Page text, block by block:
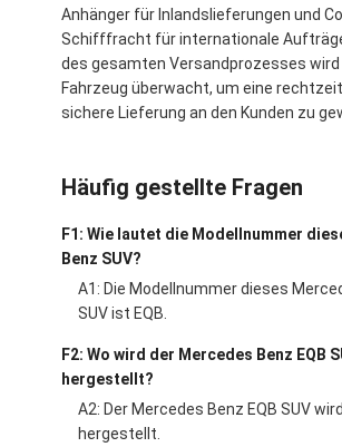
Anhänger für Inlandslieferungen und
Schifffracht für internationale
des gesamten Versandprozesses wird
Fahrzeug überwacht, um eine
sichere Lieferung an den Kunden zu
Häufig gestellte Fragen
F1: Wie lautet die Modellnummer
Benz SUV?
A1: Die Modellnummer dieses
SUV ist EQB.
F2: Wo wird der Mercedes Benz EQB
hergestellt?
A2: Der Mercedes Benz EQB SUV
hergestellt.